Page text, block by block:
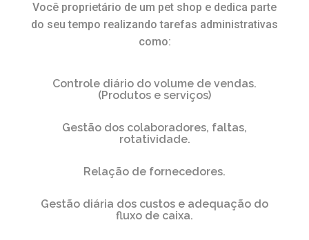
Você proprietário de um pet shop e dedica parte
do seu tempo realizando tarefas administrativas
como:
Controle diário do volume de vendas.
(Produtos e serviços)
Gestão dos colaboradores, faltas,
rotatividade.
Relação de fornecedores.
Gestão diária dos custos e adequação do
fluxo de caixa.